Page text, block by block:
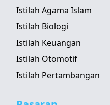
Istilah Agama Islam
Istilah Biologi
Istilah Keuangan
Istilah Otomotif
Istilah Pertambangan